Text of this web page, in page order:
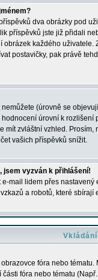
dva obrázky pod
příspěvků jste již přidali
obrázek každého
postavičky, pak právě
(úrovně se
úrovní k
mít zvláštní vzhled.
vašich příspěvků snížit.
jsem vyzván k přihlášení!
mail lidem přes
a robotů, které sbírají
fóra nebo
fóra nebo tématu (Např.